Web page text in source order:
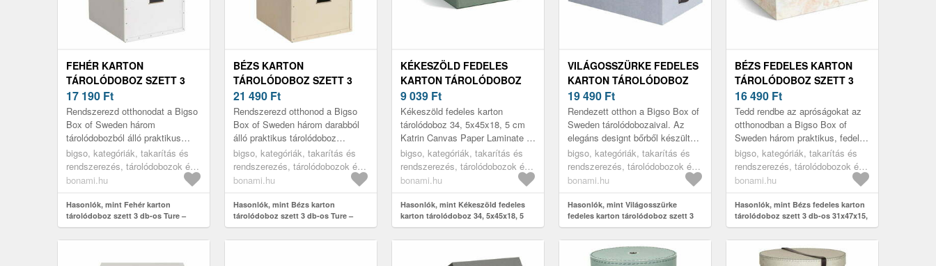
FEHÉR KARTON
TÁROLÓDOBOZ SZETT 3
DB-OS TURE – BIGSO BOX
OF SWEDEN
17 190 Ft
Rendszerezd otthonodat a Bigso
Box of Sweden három
tárolódobozból álló praktikus
készletével! Egymásra
helyezhetők, így helyet
takarítanak meg, és ...
bigso, kategóriák, takarítás és
rendszerezés, tárolódobozok és
rendszerezők, tárolódobozok
bonami.hu
Hasonlók, mint Fehér karton
tárolódoboz szett 3 db-os Ture –
Bigso Box of Sweden
BÉZS KARTON
TÁROLÓDOBOZ SZETT 3
DB-OS TURE – BIGSO BOX
OF SWEDEN
21 490 Ft
Rendszerezd otthonod a Bigso
Box of Sweden három darabból
álló praktikus tárolódoboz
szettjével! A dobozok egymásra
helyezhetők, így helyet takarít...
bigso, kategóriák, takarítás és
rendszerezés, tárolódobozok és
rendszerezők, tárolódobozok
bonami.hu
Hasonlók, mint Bézs karton
tárolódoboz szett 3 db-os Ture –
Bigso Box of Sweden
KÉKESZÖLD FEDELES
KARTON TÁROLÓDOBOZ
34, 5X45X18, 5 CM KATRIN
CANVAS PAPER LAMINATE
– BIGSO
9 039 Ft
Kékeszöld fedeles karton
tárolódoboz 34, 5x45x18, 5 cm
Katrin Canvas Paper Laminate –
Bigso
bigso, kategóriák, takarítás és
rendszerezés, tárolódobozok és
rendszerezők, tárolódobozok
bonami.hu
Hasonlók, mint Kékeszöld fedeles
karton tárolódoboz 34, 5x45x18, 5
cm Katrin Canvas Paper Laminate –
Bigso
VILÁGOSSZÜRKE FEDELES
KARTON TÁROLÓDOBOZ
SZETT 3 DB-OS 31X47X15
CM INGE – BIGSO BOX OF
SWEDEN
19 490 Ft
Rendezett otthon a Bigso Box of
Sweden tárolódobozaival. Az
elegáns designt bőrből készült
fogantyúk egészítik ki,
amelyeknek köszönhetően a
dobozo...
bigso, kategóriák, takarítás és
rendszerezés, tárolódobozok és
rendszerezők, tárolódobozok
bonami.hu
Hasonlók, mint Világosszürke
fedeles karton tárolódoboz szett 3
db-os 31x47x15 cm Inge – Bigso Box
of Sweden
BÉZS FEDELES KARTON
TÁROLÓDOBOZ SZETT 3
DB-OS 31X47X15, 5 CM
INGE PAPER LAMINATE –
BIGSO
16 490 Ft
Tedd rendbe az apróságokat az
otthonodban a Bigso Box of
Sweden három praktikus, fedeles
tárolódobozból álló készletével!
Méretük és formájuk miatt...
bigso, kategóriák, takarítás és
rendszerezés, tárolódobozok és
rendszerezők, tárolódobozok
bonami.hu
Hasonlók, mint Bézs fedeles karton
tárolódoboz szett 3 db-os 31x47x15,
5 cm Inge Paper Laminate – Bigso